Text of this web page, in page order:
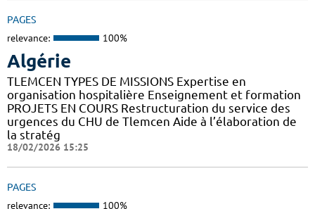
PAGES
relevance: 100%
Algérie
TLEMCEN TYPES DE MISSIONS Expertise en
organisation hospitalière Enseignement et formation
PROJETS EN COURS Restructuration du service des
urgences du CHU de Tlemcen Aide à l’élaboration de
la stratég
18/02/2026 15:25
PAGES
relevance: 100%